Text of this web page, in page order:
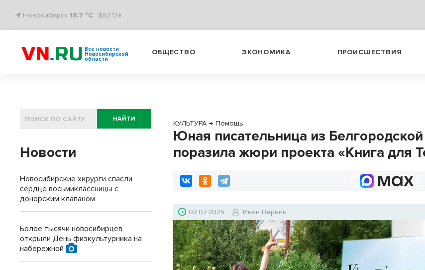
Новосибирск 18.7 °C $82.17↑
Все новости
Новосибирской
области
ОБЩЕСТВО ЭКОНОМИКА ПРОИСШЕСТВИЯ
КУЛЬТУРА → Помощь
Юная писательница из Белгородской
поразила жюри проекта «Книга для
02.07.2025 Иван Верник
НАЙТИ
Новости
Новосибирские хирурги спасли
сердце восьмиклассницы с
донорским клапаном
Более тысячи новосибирцев
открыли День физкультурника на
набережной